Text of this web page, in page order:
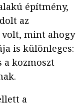
építmény,
az
volt, mint ahogy
is különleges:
a kozmoszt
a